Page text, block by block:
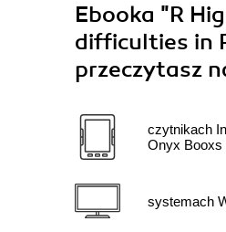
Ebooka "R
difficulties in
przeczytasz
czytnikach
Onyx Booxs
systemach